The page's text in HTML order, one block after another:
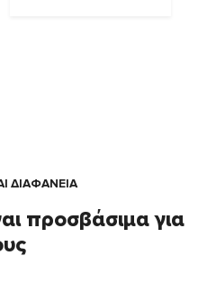
ΔΙΑΦΑΝΕΙΑ
προσβάσιμα για